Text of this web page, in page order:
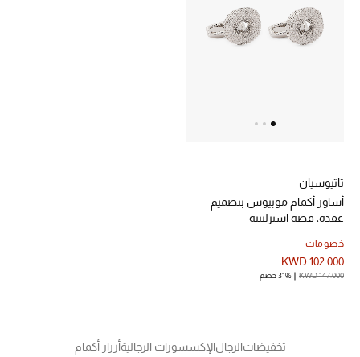
الرجال
الجمال
مستلزمات المنزل
نسوقوا أحدث ما وصلنا
تاتيوسيان
أساور أكمام موبيوس بتصميم
عقدة، فضة استرلينية
خصومات
KWD 102.000
KWD 147.000 31% خصم
تخفيضاتالرجالالإكسسورات الرجاليةأزرار أكمام